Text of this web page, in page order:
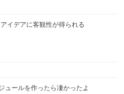
イデアに客観性が得られる
ュールを作ったら凄かったよ